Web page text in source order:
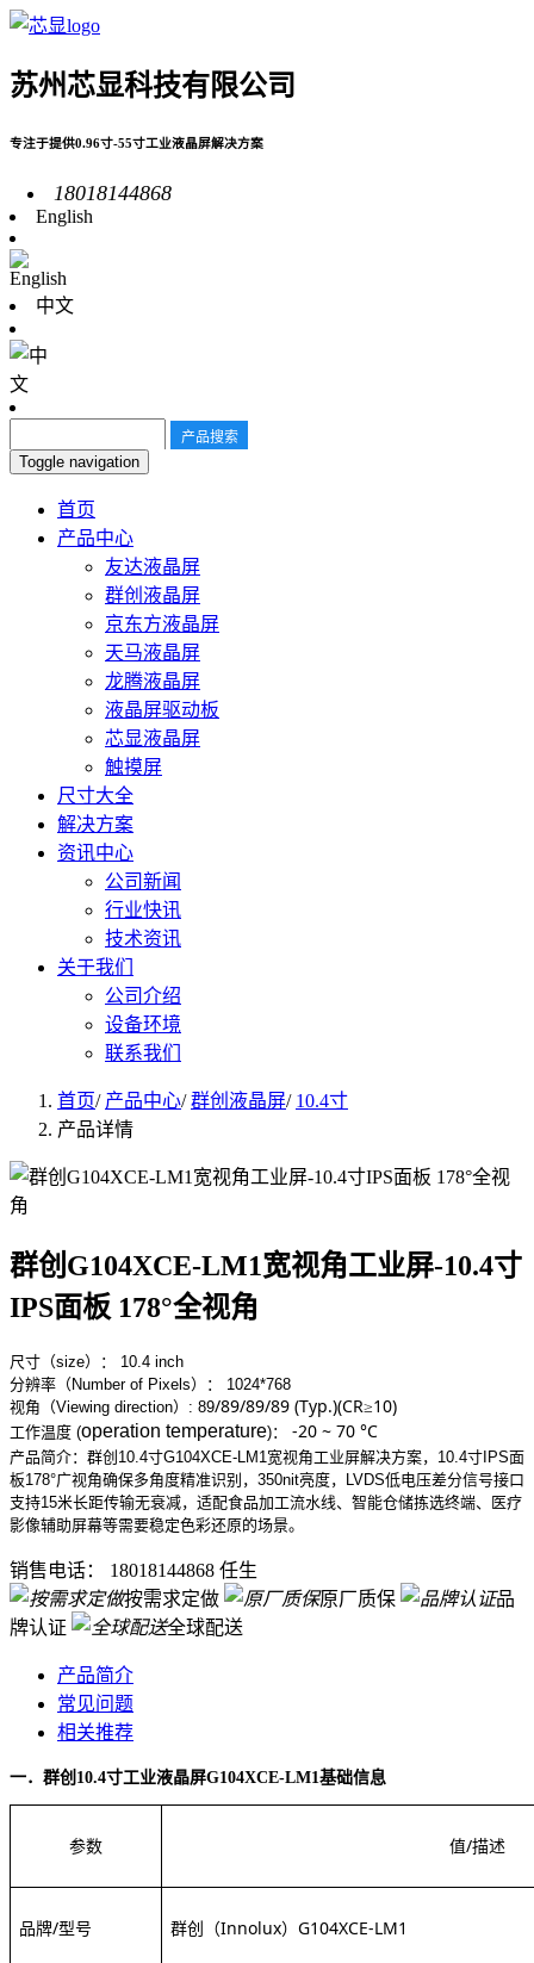
苏州芯显科技有限公司
专注于提供0.96寸-55寸工业液晶屏解决方案
18018144868
English
中文
Toggle navigation
首页
产品中心
友达液晶屏
群创液晶屏
京东方液晶屏
天马液晶屏
龙腾液晶屏
液晶屏驱动板
芯显液晶屏
触摸屏
尺寸大全
解决方案
资讯中心
公司新闻
行业快讯
技术资讯
关于我们
公司介绍
设备环境
联系我们
首页/ 产品中心/群创液晶屏/ 10.4寸
产品详情
群创G104XCE-LM1宽视角工业屏-10.4寸
IPS面板 178°全视角
尺寸（size）： 10.4 inch
分辨率（Number of Pixels）： 1024*768
视角（Viewing direction）: 89/89/89/89 (Typ.)(CR≥10)
工作温度 (operation temperature)： -20 ~ 70 °C
产品简介：群创10.4寸G104XCE-LM1宽视角工业屏解决方案，10.4寸IPS面
板178°广视角确保多角度精准识别，350nit亮度，LVDS低电压差分信号接口
支持15米长距传输无衰减，适配食品加工流水线、智能仓储拣选终端、医疗
影像辅助屏幕等需要稳定色彩还原的场景。
销售电话： 18018144868 任生
按需求定做
原厂质保
品
牌认证
全球配送
产品简介
常见问题
相关推荐
一．群创 10.4寸工业液晶屏G104XCE-LM1基础信息
参数 值/描述
品牌/型号 群创（Innolux） G104XCE-LM1